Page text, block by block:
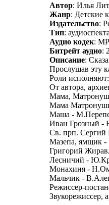
Автор: Илья
Жанр: Детские
Издательство:
Тип:
Аудио кодек:
Битрейт аудио:
Описание:
Прослушав эту
Роли исполняют:
От автора,
Мама,
Мама
Маша -
Иван Грозный -
Св. прп. Сергий
Мазепа, ямщик -
Григорий
Лесничий -
Монахиня -
Мальчик -
Режиссер-
Звукорежиссер,